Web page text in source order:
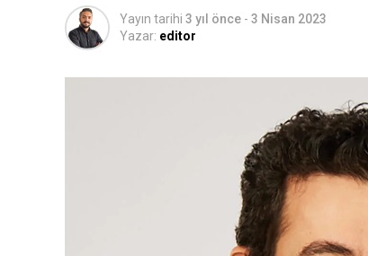
Yayın tarihi 3 yıl önce - 3 Nisan 2023
Yazar: editor